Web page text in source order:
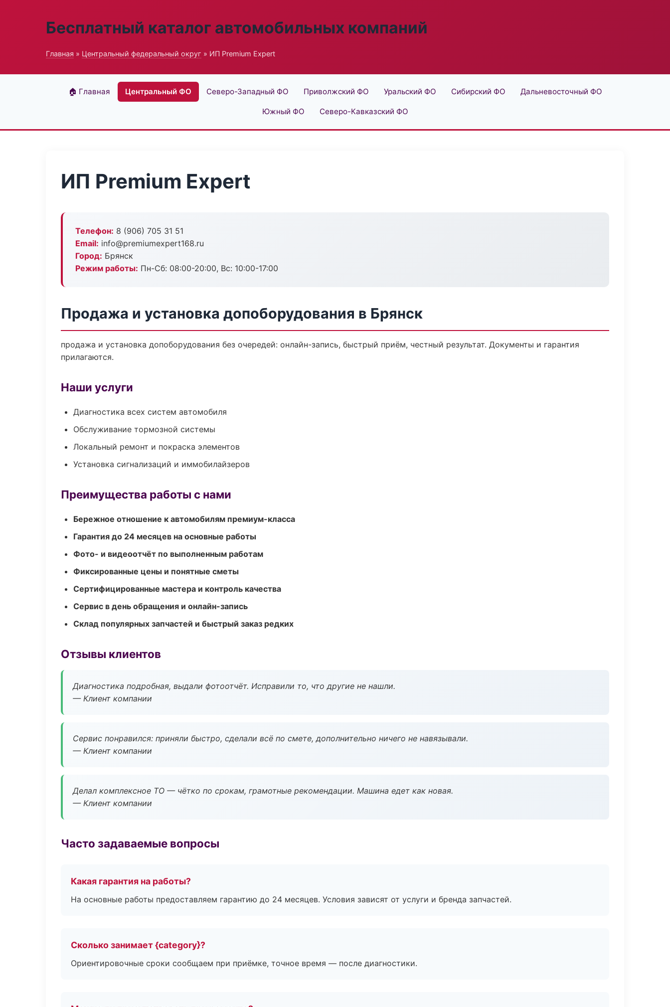
Бесплатный каталог автомобильных компаний
Главная » Центральный федеральный округ » ИП Premium Expert
🏠 Главная Центральный ФО Северо-Западный ФО Приволжский ФО Уральский ФО Сибирский ФО Дальневосточный ФО
Южный ФО Северо-Кавказский ФО
ИП Premium Expert
Телефон: 8 (906) 705 31 51
Email: info@premiumexpert168.ru
Город: Брянск
Режим работы: Пн-Сб: 08:00-20:00, Вс: 10:00-17:00
Продажа и установка допоборудования в Брянск
продажа и установка допоборудования без очередей: онлайн-запись, быстрый приём, честный результат. Документы и гарантия
прилагаются.
Наши услуги
Диагностика всех систем автомобиля
Обслуживание тормозной системы
Локальный ремонт и покраска элементов
Установка сигнализаций и иммобилайзеров
Преимущества работы с нами
Бережное отношение к автомобилям премиум-класса
Гарантия до 24 месяцев на основные работы
Фото- и видеоотчёт по выполненным работам
Фиксированные цены и понятные сметы
Сертифицированные мастера и контроль качества
Сервис в день обращения и онлайн-запись
Склад популярных запчастей и быстрый заказ редких
Отзывы клиентов
Диагностика подробная, выдали фотоотчёт. Исправили то, что другие не нашли.
— Клиент компании
Сервис понравился: приняли быстро, сделали всё по смете, дополнительно ничего не навязывали.
— Клиент компании
Делал комплексное ТО — чётко по срокам, грамотные рекомендации. Машина едет как новая.
— Клиент компании
Часто задаваемые вопросы
Какая гарантия на работы?
На основные работы предоставляем гарантию до 24 месяцев. Условия зависят от услуги и бренда запчастей.
Сколько занимает {category}?
Ориентировочные сроки сообщаем при приёмке, точное время — после диагностики.